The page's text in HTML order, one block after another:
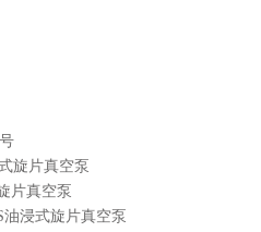
旋片真空泵
片真空泵
浸式旋片真空泵